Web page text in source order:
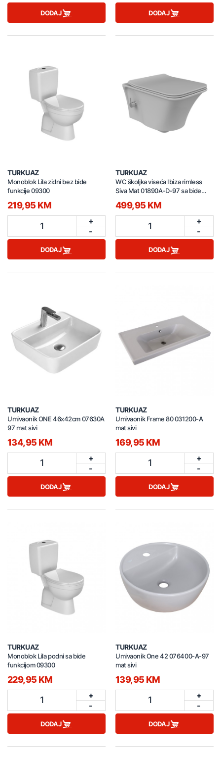
DODAJ DODAJ
TURKUAZ
Monoblok Lila zidni bez bide
funkcije 09300
219,95 KM
1
+
-
DODAJ
TURKUAZ
WC školjka viseća Ibiza rimless
Siva Mat 01890A-D-97 sa bide
funkcijom topla/hladna
499,95 KM
1
+
-
DODAJ
TURKUAZ
Umivaonik ONE 46x42cm 07630A
97 mat sivi
134,95 KM
1
+
-
DODAJ
TURKUAZ
Umivaonik Frame 80 031200-A
mat sivi
169,95 KM
1
+
-
DODAJ
TURKUAZ
Monoblok Lila podni sa bide
funkcijom 09300
229,95 KM
1
+
-
DODAJ
TURKUAZ
Umivaonik One 42 076400-A-97
mat sivi
139,95 KM
1
+
-
DODAJ